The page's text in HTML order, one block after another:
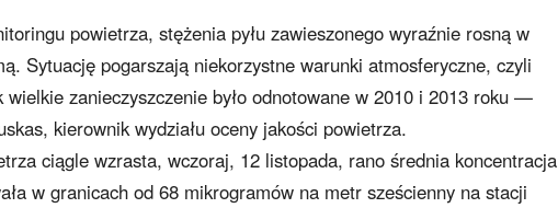
powietrza, stężenia pyłu zawieszonego wyraźnie rosną w
Sytuację pogarszają niekorzystne warunki atmosferyczne, czyli
zanieczyszczenie było odnotowane w 2010 i 2013 roku —
kierownik wydziału oceny jakości powietrza.
ciągle wzrasta, wczoraj, 12 listopada, rano średnia koncentracja
w granicach od 68 mikrogramów na metr sześcienny na stacji